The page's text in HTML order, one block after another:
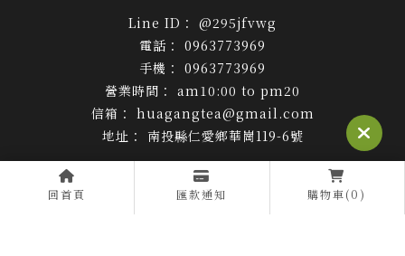
回首頁 匯款通知 購物車(0)
@295jfvwg
0963773969
0963773969
am10:00 to pm20
huagangtea@gmail.com
南投縣仁愛鄉華崗119-6號
40年傳香手路茶